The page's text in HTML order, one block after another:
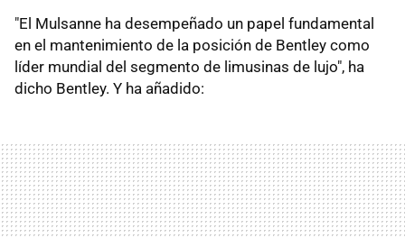
"El Mulsanne ha desempeñado un papel fundamental
en el mantenimiento de la posición de Bentley como
líder mundial del segmento de limusinas de lujo", ha
dicho Bentley. Y ha añadido: